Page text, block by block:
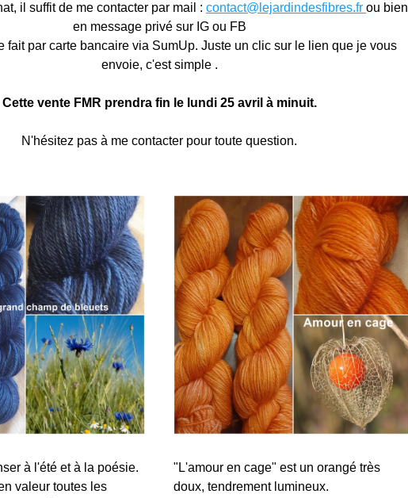
il suffit de me contacter par mail : contact@lejardindesfibres.fr ou bien
en message privé sur IG ou FB
fait par carte bancaire via SumUp. Juste un clic sur le lien que je vous
envoie, c'est simple .
Cette vente FMR prendra fin le lundi 25 avril à minuit.
N'hésitez pas à me contacter pour toute question.
à l'été et à la poésie.
valeur toutes les
"L'amour en cage" est un orangé très
doux, tendrement lumineux.